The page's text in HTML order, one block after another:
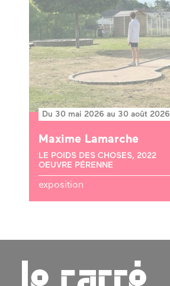
Du 30 mai 2026 au 30 août 2026
Maxime Lamarche
LE POIDS DES CHOSES, 2022
OEUVRE PÉRENNE
exposition